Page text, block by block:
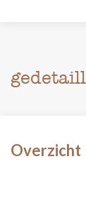
Overzicht